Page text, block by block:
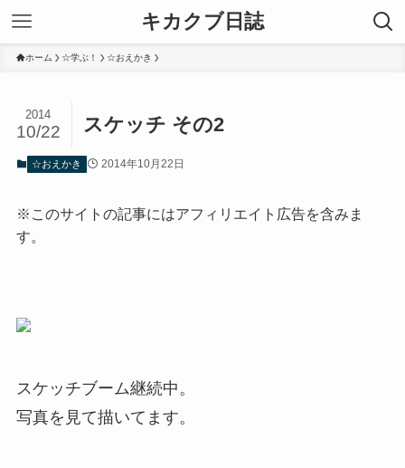
キカクブ日誌
ホーム ☆学ぶ！ ☆おえかき
スケッチ その2
2014
10/22
☆おえかき 2014年10月22日
※このサイトの記事にはアフィリエイト広告を含みま
す。
スケッチブーム継続中。
写真を見て描いてます。